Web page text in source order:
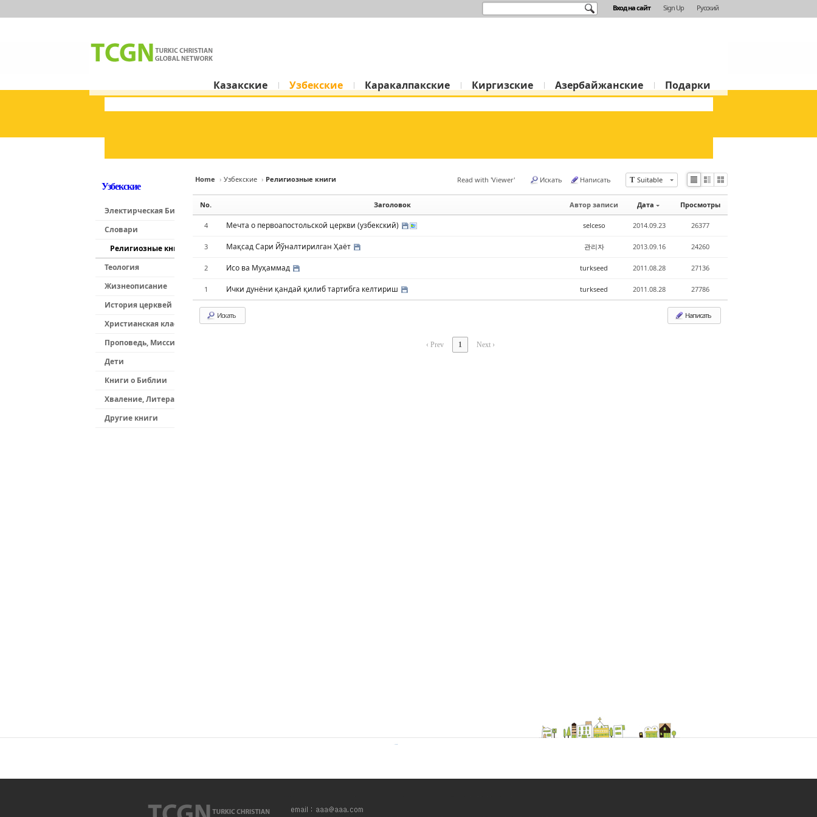
Вход на сайт Sign Up Русский
Казакские Узбекские Каракалпакские Киргизские Азербайжанские Подарки
Узбекские
Электирческая Библия и Аудио
Словари
Религиозные книги
Теология
Жизнеописание
История церквей
Христианская классика
Проповедь, Миссионерство
Дети
Книги о Библии
Хваление, Литература
Другие книги
Home › Узбекские › Религиозные книги T Suitable
Read with 'Viewer' Искать Написать
Li
Zi
e
G
le
No. Заголовок Автор записи Дата Просмотры
4 Мечта о первоапостольской церкви (узбекский) selceso 2014.09.23 26377
3 Мақсад Сари Йўналтирилган Ҳаёт 관리자 2013.09.16 24260
2 Исо ва Муҳаммад turkseed 2011.08.28 27136
1 Ички дунёни қандай қилиб тартибга келтириш turkseed 2011.08.28 27786
Искать Написать
‹ Prev 1 Next ›
Sketchbook5, 스케치북5
Sketchbook5, 스케치북5
Sketchbook5, 스케치북5
Sketchbook5, 스케치북5